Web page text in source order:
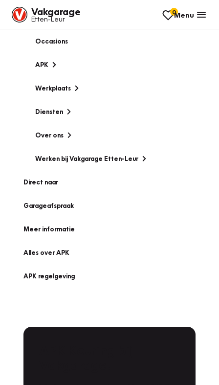
Vakgarage
Etten-Leur
0Menu
Occasions
APK
Werkplaats
Diensten
Over ons
Werken bij Vakgarage Etten-Leur
Direct naar
Garageafspraak
Meer informatie
Alles over APK
APK regelgeving